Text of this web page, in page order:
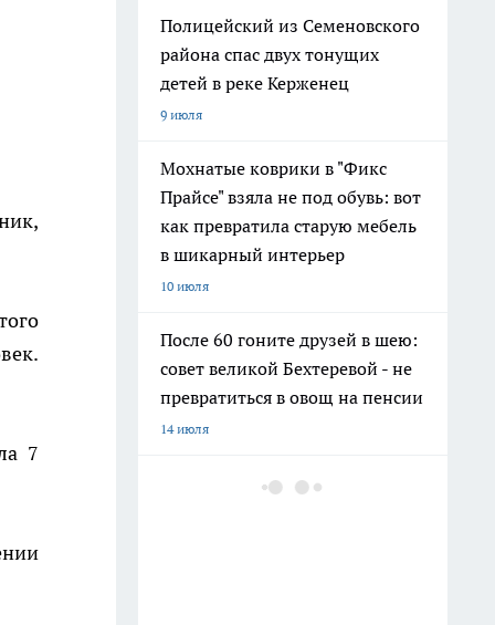
7
Полицейский из Семеновского
района спас двух тонущих
детей в реке Керженец
9 июля
Мохнатые коврики в "Фикс
Прайсе" взяла не под обувь: вот
как превратила старую мебель
в шикарный интерьер
10 июля
После 60 гоните друзей в шею:
совет великой Бехтеревой - не
превратиться в овощ на пенсии
14 июля
Гигант с нежной душой: как